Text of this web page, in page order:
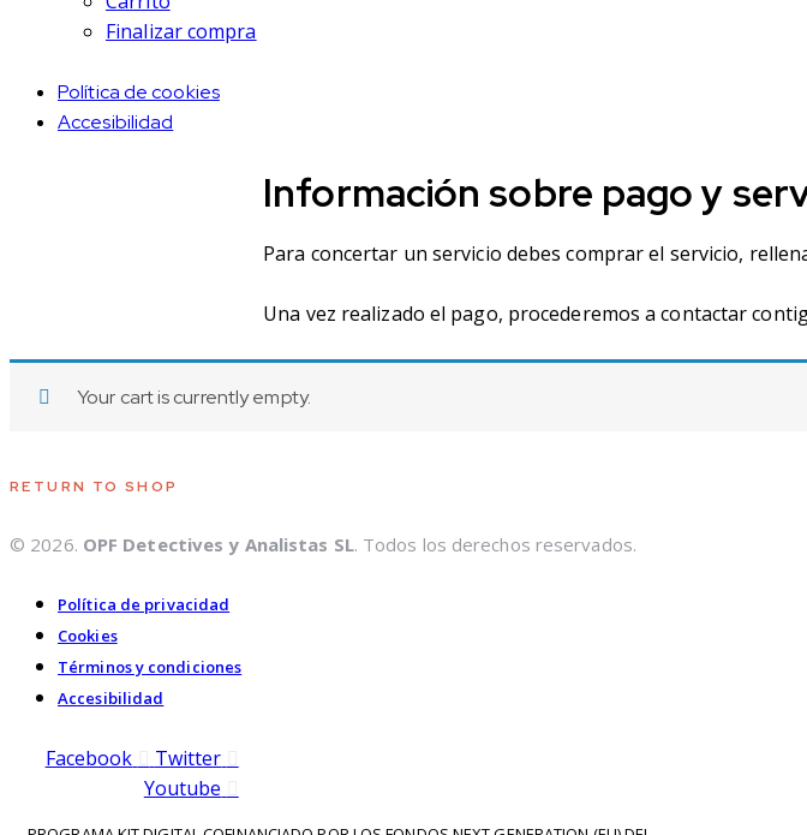
Finalizar compra
Política de cookies
Accesibilidad
Información sobre pago y
Para concertar un servicio debes comprar el servicio,
Una vez realizado el pago, procederemos a contactar
Your cart is currently empty.
RETURN TO SHOP
© 2026. OPF Detectives y Analistas SL. Todos los derechos reservados.
Política de privacidad
Cookies
Términos y condiciones
Accesibilidad
Facebook
Twitter
Youtube